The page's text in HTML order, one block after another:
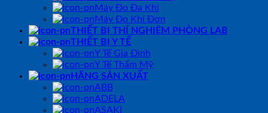
Máy Đo Đa Khí
Máy Đo Khí Đơn
THIẾT BỊ THÍ NGHIỆM PHÒNG LAB
THIẾT BỊ Y TẾ
Y Tế Gia Đình
Y Tế Thẩm Mỹ
HÃNG SẢN XUẤT
ABB
ADELA
ASAKI